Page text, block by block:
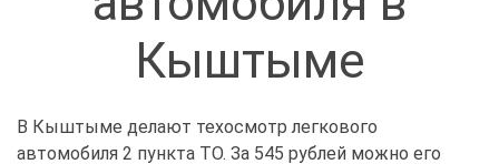
Кыштыме
В Кыштыме делают техосмотр легкового
автомобиля 2 пункта ТО. За 545 рублей можно его